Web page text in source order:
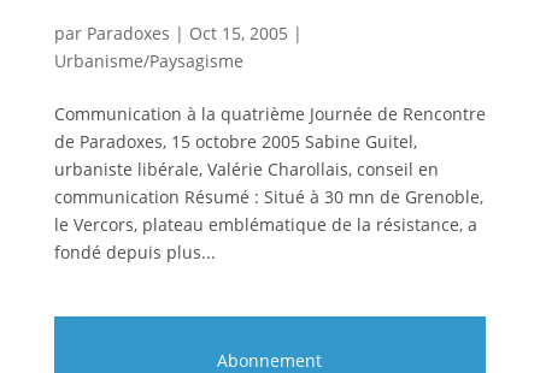
par Paradoxes | Oct 15, 2005 |
Urbanisme/Paysagisme
Communication à la quatrième Journée de Rencontre
de Paradoxes, 15 octobre 2005 Sabine Guitel,
urbaniste libérale, Valérie Charollais, conseil en
communication Résumé : Situé à 30 mn de Grenoble,
le Vercors, plateau emblématique de la résistance, a
fondé depuis plus...
Abonnement